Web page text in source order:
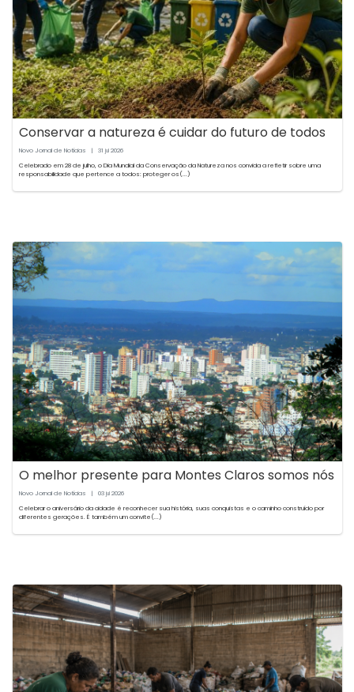
Conservar a natureza é cuidar do futuro de todos
Novo Jornal de Notícias | 31 jul2026
Celebrado em 28 de julho, o Dia Mundial da Conservação da Natureza nos convida a refletir sobre uma
responsabilidade que pertence a todos: proteger os(...)
O melhor presente para Montes Claros somos nós
Novo Jornal de Notícias | 03 jul2026
Celebrar o aniversário da cidade é reconhecer sua história, suas conquistas e o caminho construído por
diferentes gerações. É também um convite(...)